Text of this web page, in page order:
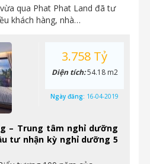
qua Phat Phat Land đã tư
khách hàng, nhà…
– Trung tâm nghỉ dưỡng
tư nhận kỳ nghỉ dưỡng 5
3.758 Tỷ
Diện tích:54.18 m2
Ngày đăng: 16-04-2019